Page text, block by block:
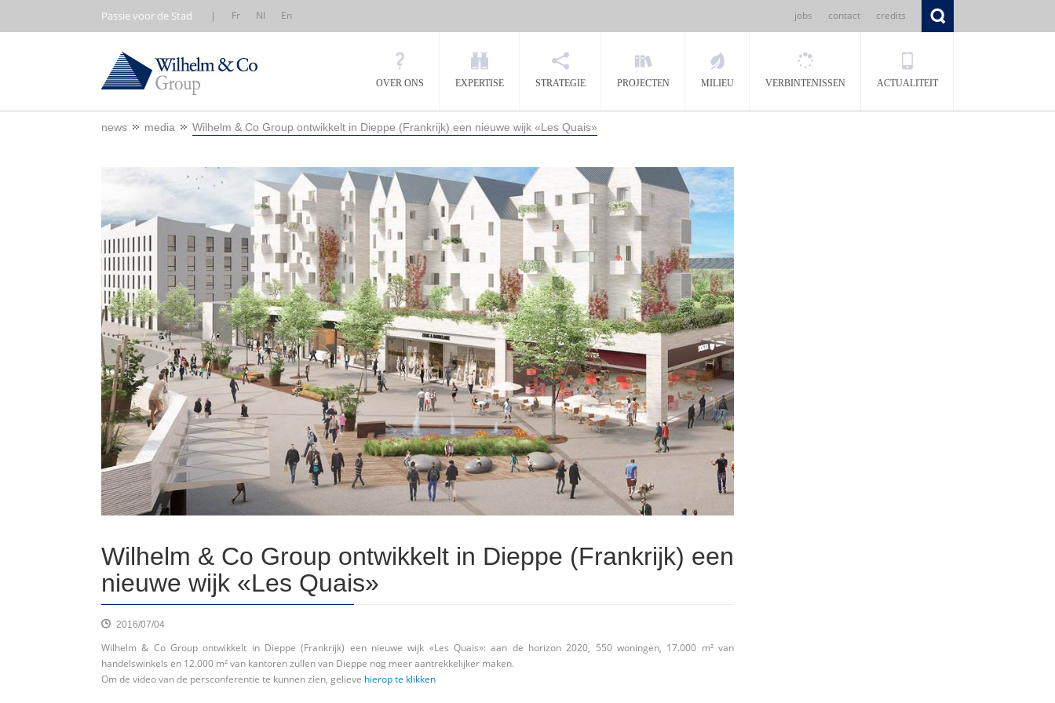
Passie voor de Stad | Fr Nl En jobs contact credits
OVER ONS EXPERTISE STRATEGIE PROJECTEN MILIEU VERBINTENISSEN ACTUALITEIT
news media Wilhelm & Co Group ontwikkelt in Dieppe (Frankrijk) een nieuwe wijk «Les Quais»
Wilhelm & Co Group ontwikkelt in Dieppe (Frankrijk) een
nieuwe wijk «Les Quais»
2016/07/04
Wilhelm & Co Group ontwikkelt in Dieppe (Frankrijk) een nieuwe wijk «Les Quais»: aan de horizon 2020, 550 woningen, 17.000 m² van
handelswinkels en 12.000 m² van kantoren zullen van Dieppe nog meer aantrekkelijker maken.
Om de video van de persconferentie te kunnen zien, gelieve hierop te klikken